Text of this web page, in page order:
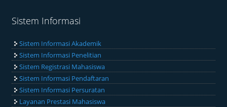
Sistem Informasi
Sistem Informasi Akademik
Sistem Informasi Penelitian
Sistem Registrasi Mahasiswa
Sistem Informasi Pendaftaran
Sistem Informasi Persuratan
Layanan Prestasi Mahasiswa